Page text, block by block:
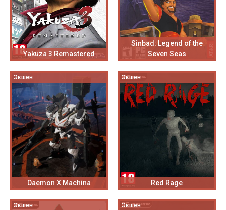
Yakuza 3 Remastered
Sinbad: Legend of the
Seven Seas
Экшен
Daemon X Machina
Экшен
Red Rage
Экшен Экшен